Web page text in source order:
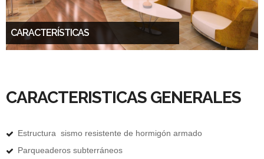
CARACTERÍSTICAS
CARACTERISTICAS GENERALES
Estructura sismo resistente de hormigón armado
Parqueaderos subterráneos